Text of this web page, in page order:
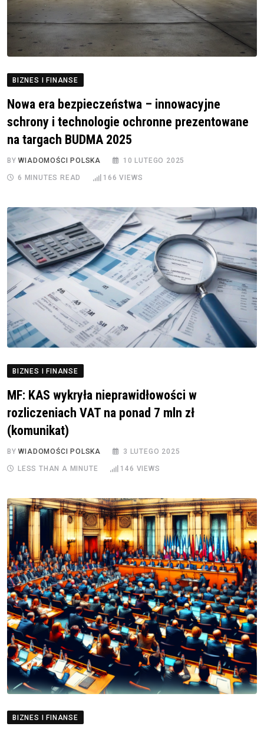
BIZNES I FINANSE
Nowa era bezpieczeństwa – innowacyjne
schrony i technologie ochronne prezentowane
na targach BUDMA 2025
BYWIADOMOŚCI POLSKA 10 LUTEGO 2025
6 MINUTES READ 166 VIEWS
BIZNES I FINANSE
MF: KAS wykryła nieprawidłowości w
rozliczeniach VAT na ponad 7 mln zł
(komunikat)
BYWIADOMOŚCI POLSKA 3 LUTEGO 2025
LESS THAN A MINUTE 146 VIEWS
BIZNES I FINANSE